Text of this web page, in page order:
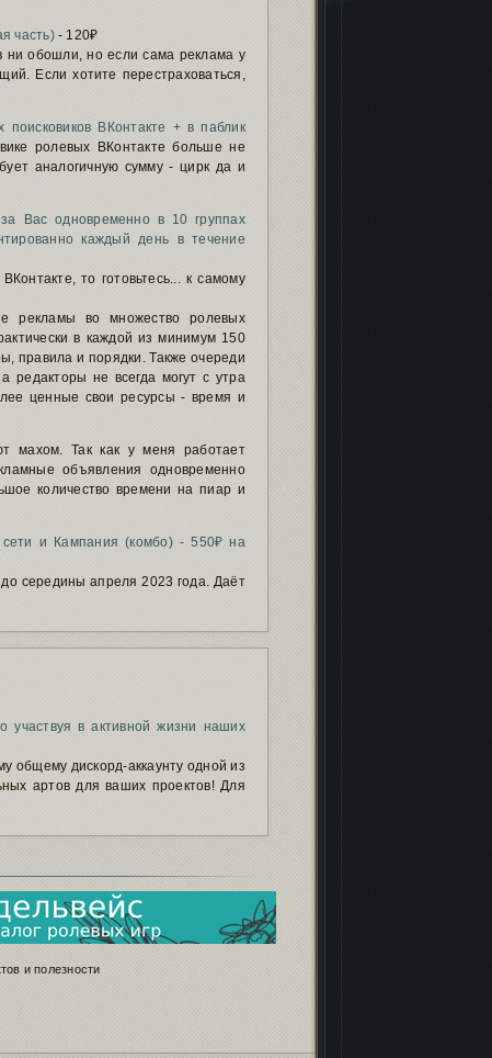
часть)- 120₽
ни обошли, но если сама реклама у
Если хотите перестраховаться,
ВКонтакте + в паблик
ролевых ВКонтакте больше не
аналогичную сумму - цирк да и
Вас одновременно в 10 группах
каждый день в течение
то готовьтесь... к самому
рекламы во множество ролевых
в каждой из минимум 150
правила и порядки. Также очереди
редакторы не всегда могут с утра
ценные свои ресурсы - время и
махом. Так как у меня работает
объявления одновременно
количество времени на пиар и
и Кампания (комбо) - 550₽ на
середины апреля 2023 года. Даёт
участвуя в активной жизни наших
общему дискорд-аккаунту одной из
артов для ваших проектов! Для
и полезности